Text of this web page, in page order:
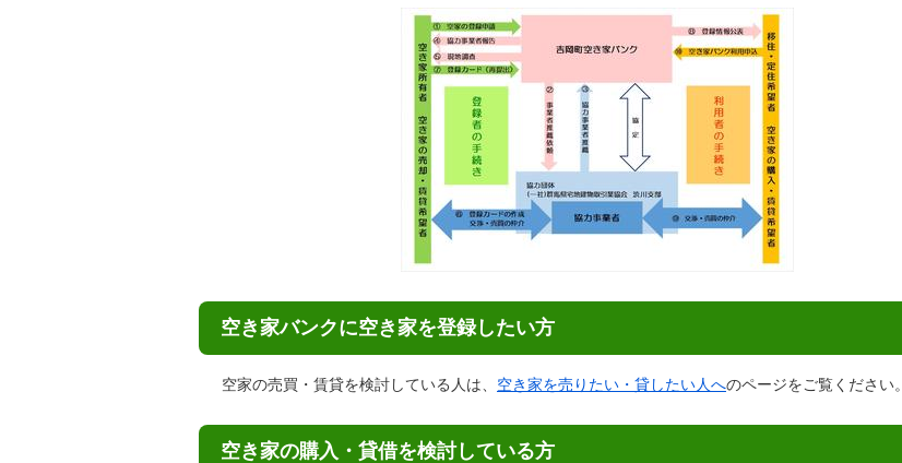
空き家バンクに空き家を登録したい方
空家の売買・賃貸を検討している人は、 空き家を売りたい・貸したい人へのページをご覧ください。
空き家の購入・貸借を検討している方